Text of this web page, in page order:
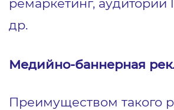
др.
Медийно-баннерная
Преимуществом такого